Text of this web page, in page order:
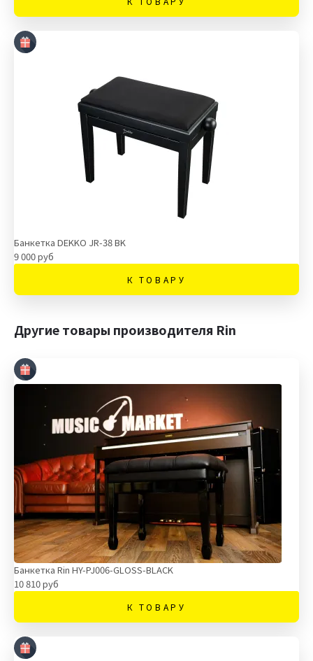
Банкетка DEKKO JR-38 BK
9 000 руб
К ТОВАРУ
Другие товары производителя Rin
Банкетка Rin HY-PJ006-GLOSS-BLACK
10 810 руб
К ТОВАРУ